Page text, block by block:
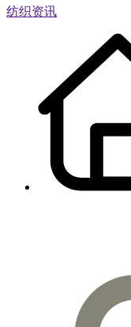
纺织资讯